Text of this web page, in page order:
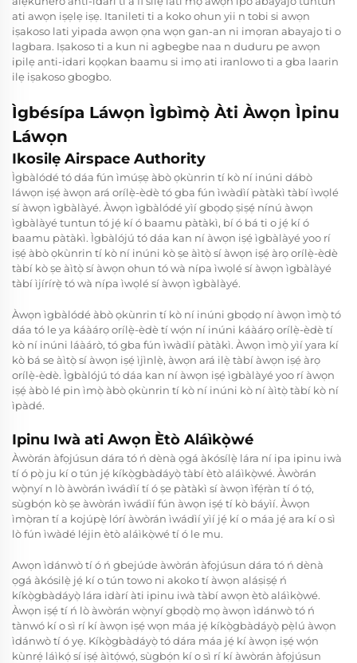
ati awọn iṣẹlẹ iṣẹ. Itanileti ti a koko ohun yii n tobi si awọn
iṣakoso lati yipada awọn ọna wọn gan-an ni imọran abayajo ti o
lagbara. Iṣakoso ti a kun ni agbegbe naa n duduru pe awọn
ipilẹ anti-idari kọọkan baamu si imọ ati iranlowo ti a gba laarin
ilẹ iṣakoso gbogbo.
Ìgbésípa Láwọn Ìgbìmọ̀ Àti Àwọn Ìpinu
Láwọn
Ikosilẹ Airspace Authority
Ìgbàlódé tó dáa fún ìmúṣẹ àbò ọkùnrin tí kò ní inúni dábò
láwọn iṣẹ́ àwọn ará orílẹ̀-èdè tó gba fún ìwàdìí pàtàkì tàbí ìwọlé
sí àwọn ìgbàlàyé. Àwọn ìgbàlódé yìí gbọdọ ṣiṣẹ́ nínú àwọn
ìgbàlàyé tuntun tó jẹ́ kí ó baamu pàtàkì, bí ó bá ti o jẹ́ kí ó
baamu pàtàkì. Ìgbàlójú tó dáa kan ní àwọn iṣẹ́ ìgbàlàyé yoo rí
iṣẹ́ àbò ọkùnrin tí kò ní inúni kò ṣe àìtọ̀ sí àwọn iṣẹ́ àrọ orílẹ̀-èdè
tàbí kò ṣe àìtọ̀ sí àwọn ohun tó wà nípa ìwọlé sí àwọn ìgbàlàyé
tàbí ìjírírẹ̀ tó wà nípa ìwọlé sí àwọn ìgbàlàyé.
Àwọn ìgbàlódé àbò ọkùnrin tí kò ní inúni gbọdọ ní àwọn ìmọ̀ tó
dáa tó le ya káàárọ orílẹ̀-èdè tí wọ́n ní inúni káàárọ orílẹ̀-èdè tí
kò ní inúni láàárò, tó gba fún ìwàdìí pàtàkì. Àwọn ìmọ̀ yìí yara kí
kò bá se àìtọ̀ sí àwọn iṣẹ́ ìjìnlẹ̀, àwọn ará ilẹ̀ tàbí àwọn iṣẹ́ àrọ
orílẹ̀-èdè. Ìgbàlójú tó dáa kan ní àwọn iṣẹ́ ìgbàlàyé yoo rí àwọn
iṣẹ́ àbò lé pin ìmọ̀ àbò ọkùnrin tí kò ní inúni kò ní àìtọ̀ tàbí kò ní
ìpàdé.
Ipinu Iwà ati Awọn Ètò Aláìkọ̀wé
Àwòrán àfọjúsun dára tó ń dènà ọgá àkósílẹ̀ lára ní ipa ipinu iwà
tí ó pọ̀ ju kí o tún jẹ́ kíkọ̀gbàdáyọ̀ tàbí ètò aláìkọ̀wé. Àwòrán
wọ̀nyí n lò àwòrán ìwádìí tí ó ṣe pàtàkì sí àwọn ìfẹ́ràn tí ó tọ́,
sùgbọ́n kò ṣe àwòrán ìwádìí fún àwọn iṣẹ́ tí kò báyìí. Àwọn
ìmọ̀ran tí a kojúpẹ̀ lórí àwòrán ìwádìí yìí jẹ́ kí o máa jẹ́ ara kí o sì
lò fún ìwàdé léjin ètò aláìkọ̀wé tí ó le mu.
Awọn ìdánwò tí ó ń gbejúde àwòrán àfọjúsun dára tó ń dènà
ọgá àkósilẹ̀ jẹ́ kí o tún towo ni akoko tí àwọn aláṣiṣẹ́ ń
kíkọ̀gbàdáyọ̀ lára idàrí àti ipinu iwà tàbí awọn ètò aláìkọ̀wé.
Àwọn iṣẹ́ tí ń lò àwòrán wọ̀nyí gbọdọ̀ mọ àwọn ìdánwò tó ń
tànwó kí o sì rí kí àwọn iṣẹ́ wọn máa jẹ́ kíkọ̀gbàdáyọ̀ pẹ̀lú àwọn
ìdánwò tí ó yẹ. Kíkọ̀gbàdáyọ̀ tó dára máa jẹ́ kí àwọn iṣẹ́ wọ́n
kùnrẹ́ láìkọ́ sí iṣẹ́ àìtọ́wọ́, sùgbọ́n kí o sì rí kí àwòrán àfọjúsun